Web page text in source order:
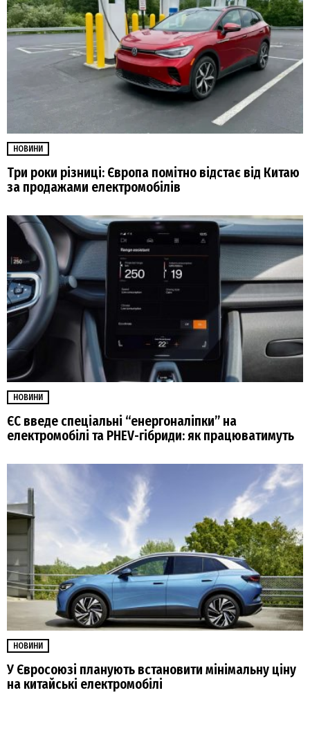
НОВИНИ
Три роки різниці: Європа помітно відстає від Китаю
за продажами електромобілів
НОВИНИ
ЄС введе спеціальні “енергоналіпки” на
електромобілі та PHEV-гібриди: як працюватимуть
НОВИНИ
У Євросоюзі планують встановити мінімальну ціну
на китайські електромобілі